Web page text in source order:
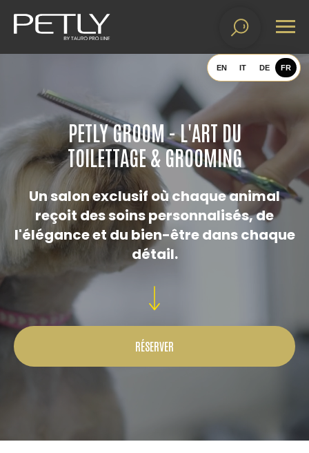
PETLY GROOM - L'ART DU
TOILETTAGE & GROOMING
Un salon exclusif où chaque animal
reçoit des soins personnalisés, de
l'élégance et du bien-être dans chaque
détail.
RÉSERVER
EN IT DE FR